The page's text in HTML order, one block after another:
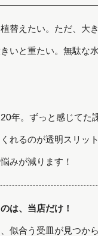
替えたい。ただ、大
いと重たい。無駄な
年。ずっと感じてた
れるのが透明スリッ
みが減ります！
は、当店だけ！
似合う受皿が見つから